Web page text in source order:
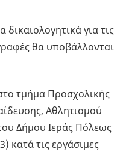
δικαιολογητικά για τις
θα υποβάλλονται
τμήμα Προσχολικής
Αθλητισμού
Δήμου Ιεράς Πόλεως
κατά τις εργάσιμες